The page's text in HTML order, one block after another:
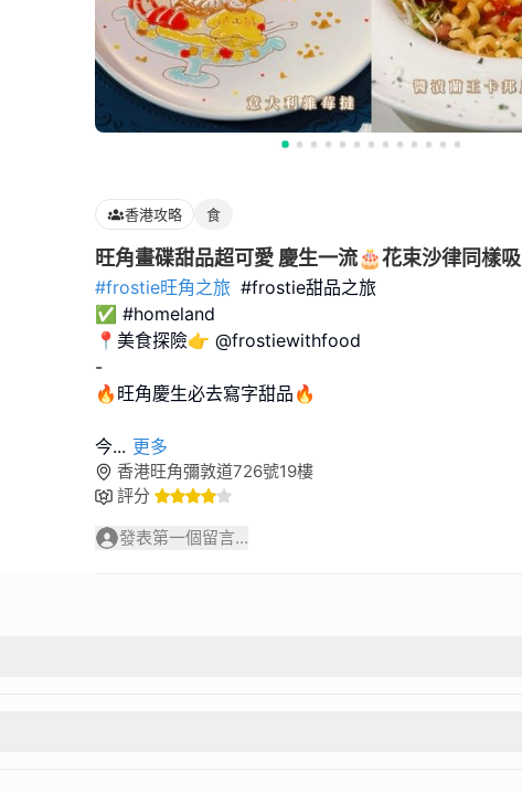
香港攻略 食
旺角畫碟甜品超可愛 慶生一流🎂花束沙律同樣
#frostie旺角之旅 #frostie甜品之旅
✅ #homeland
📍美食探險👉 @frostiewithfood
-
🔥旺角慶生必去寫字甜品🔥
今... 更多
香港旺角彌敦道726號19樓
評分
發表第一個留言...